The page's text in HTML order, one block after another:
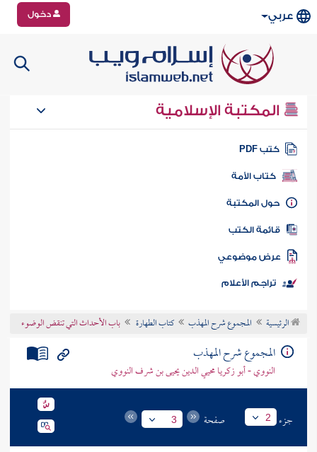
عربي دخول
المكتبة الإسلامية
كتب PDF
كتاب الأمة
المكتبة
الكتب
موضوعي
تراجم الأعلام
الرئيسية المجموع شرح المهذب كتاب الطهارة باب الأحداث التي تنقض الوضوء
المجموع شرح المهذب
النووي - أبو زكريا محيي الدين يحيى بن شرف النووي
جزء 2 صفحة 3